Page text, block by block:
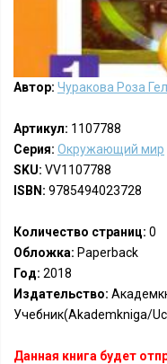
Автор: Чуракова Роза
Артикул: 1107788
Серия: Окружающий мир
SKU: VV1107788
ISBN: 9785494023728
Количество страниц: 0
Обложка: Paperback
Год: 2018
Издательство:
Учебник(Akademkniga/
Данная книга будет